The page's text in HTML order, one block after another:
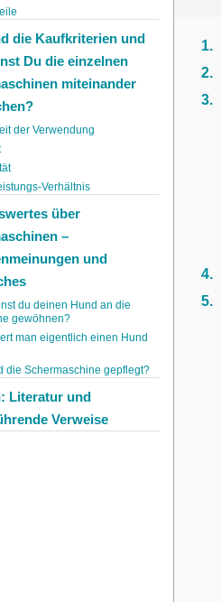
1
2
3
4
5
die Kaufkriterien und
Du die einzelnen
miteinander
der Verwendung
Verhältnis
über
–
und
du deinen Hund an die
gewöhnen?
man eigentlich einen Hund
die Schermaschine gepflegt?
Literatur und
Verweise